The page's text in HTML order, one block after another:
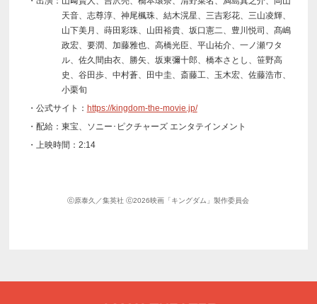
天音、志尊淳、神尾楓珠、結木滉星、三吉彩花、三山凌輝、
山下美月、蒔田彩珠、山田裕貴、坂口憲二、豊川悦司、髙嶋
政宏、要潤、加藤雅也、高橋光臣、平山祐介、一ノ瀬ワタ
ル、佐久間由衣、勝矢、坂東彌十郎、橋本さとし、笹野高
史、谷田歩、中村蒼、田中圭、斎藤工、玉木宏、佐藤浩市、
小栗旬
・公式サイト： https://kingdom-the-movie.jp/
・配給：東宝、ソニー･ピクチャーズ エンタテインメント
・上映時間：2:14
ⓒ原泰久／集英社 ⓒ2026映画「キングダム」製作委員会